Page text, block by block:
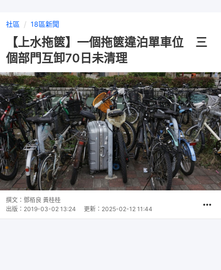
社區 18區新聞
【上水拖篋】一個拖篋違泊單車位 三
個部門互卸70日未清理
撰文： 鄧栢良 黃桂桂
出版： 2019-03-02 13:24 更新： 2025-02-12 11:44